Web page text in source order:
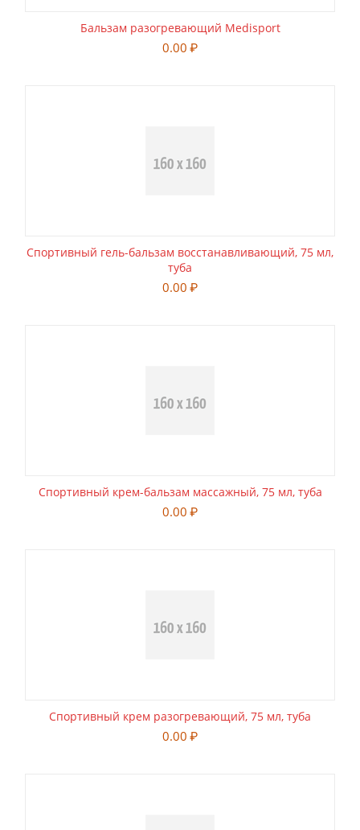
Бальзам разогревающий Medisport
0.00 ₽
Спортивный гель-бальзам восстанавливающий, 75 мл,
туба
0.00 ₽
Спортивный крем-бальзам массажный, 75 мл, туба
0.00 ₽
Спортивный крем разогревающий, 75 мл, туба
0.00 ₽